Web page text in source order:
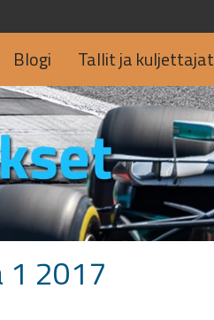
Blogi Tallit ja kuljettajat
1 2017